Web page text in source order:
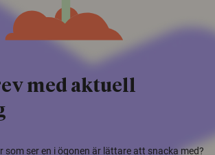
med aktuell
ser en i ögonen är lättare att snacka med?